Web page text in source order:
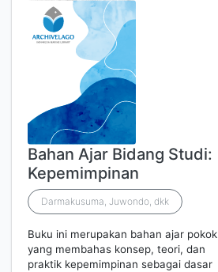
Bahan Ajar Bidang Studi:
Kepemimpinan
Darmakusuma, Juwondo, dkk
Buku ini merupakan bahan ajar pokok
yang membahas konsep, teori, dan
praktik kepemimpinan sebagai dasar